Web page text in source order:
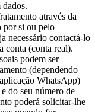
dados.
através da
por si ou pelo
necessário contactá-lo
conta (conta real).
podem ser
(dependendo
WhatsApp)
do seu número de
poderá solicitar-lhe